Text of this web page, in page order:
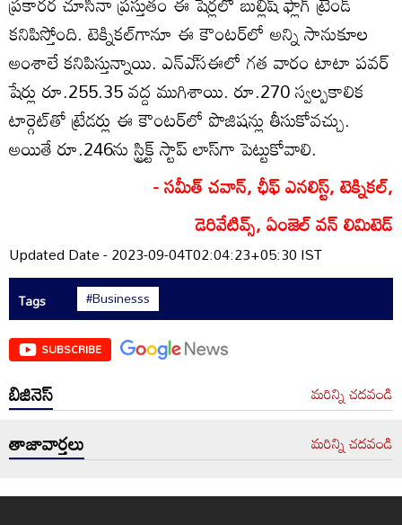
కనిపిస్తోంది. టెక్నికల్‌గానూ ఈ కౌంటర్‌లో అన్ని సానుకూల
అంశాలే కనిపిస్తున్నాయి. ఎన్‌ఎ్‌సఈలో గత వారం టాటా పవర్‌
షేర్లు రూ.255.35 వద్ద ముగిశాయి. రూ.270 స్వల్పకాలిక
టార్గెట్‌తో ట్రేడర్లు ఈ కౌంటర్‌లో పొజిషన్లు తీసుకోవచ్చు.
అయితే రూ.246ను స్ట్రిక్ట్‌ స్టాప్‌ లాస్‌గా పెట్టుకోవాలి.
- సమీత్‌ చవాన్‌, ఛీఫ్‌ ఎనలిస్ట్‌, టెక్నికల్‌,
డెరివేటివ్స్‌, ఏంజెల్‌ వన్‌ లిమిటెడ్‌
Updated Date - 2023-09-04T02:04:23+05:30 IST
Tags #Businesss
SUBSCRIBE
బిజినెస్ మరిన్ని చదవండి
తాజావార్తలు మరిన్ని చదవండి